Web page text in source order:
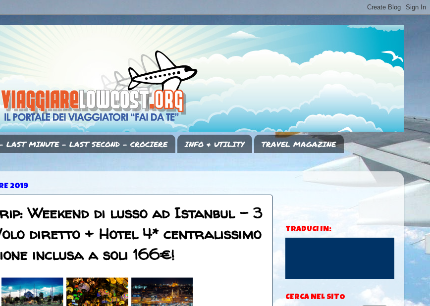
LAST MINUTE - LAST SECOND - CROCIERE INFO & UTILITY
TRAVEL MAGAZINE
2019
Weekend di lusso ad Istanbul - 3
diretto + Hotel 4* centralissimo
inclusa a soli 166€!
TRADUCI IN:
CERCA NEL SITO